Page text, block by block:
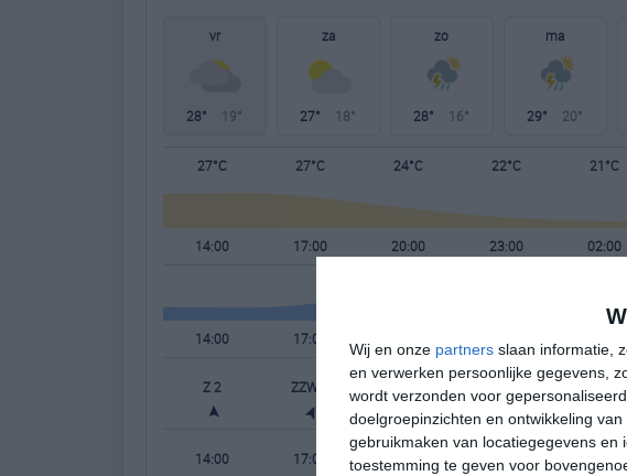
Wij en onze partners slaan informatie,
en verwerken persoonlijke gegevens,
wordt verzonden voor
doelgroepinzichten en ontwikkeling van
gebruikmaken van locatiegegevens en
toestemming te geven voor
vr
28° 19°
za
27° 18°
zo
28° 16°
ma
29° 20°
27°C 27°C 24°C 22°C 21°C
14:00 17:00 20:00 23:00 02:00
14:00 17:00
Z 2 ZZW 2 ZZW 2
14:00 17:00 20:00